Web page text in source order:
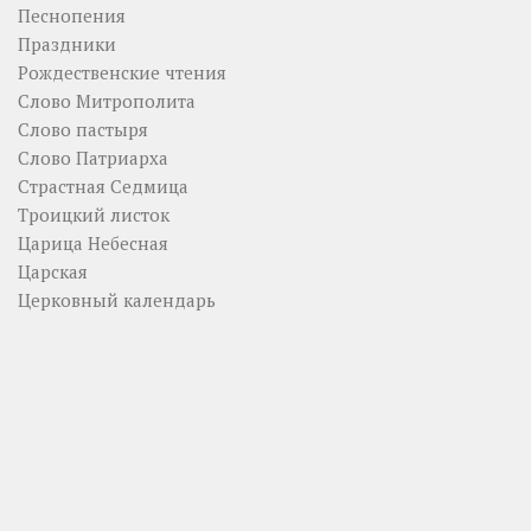
Песнопения
Праздники
Рождественские чтения
Слово Митрополита
Слово пастыря
Слово Патриарха
Страстная Седмица
Троицкий листок
Царица Небесная
Царская
Церковный календарь